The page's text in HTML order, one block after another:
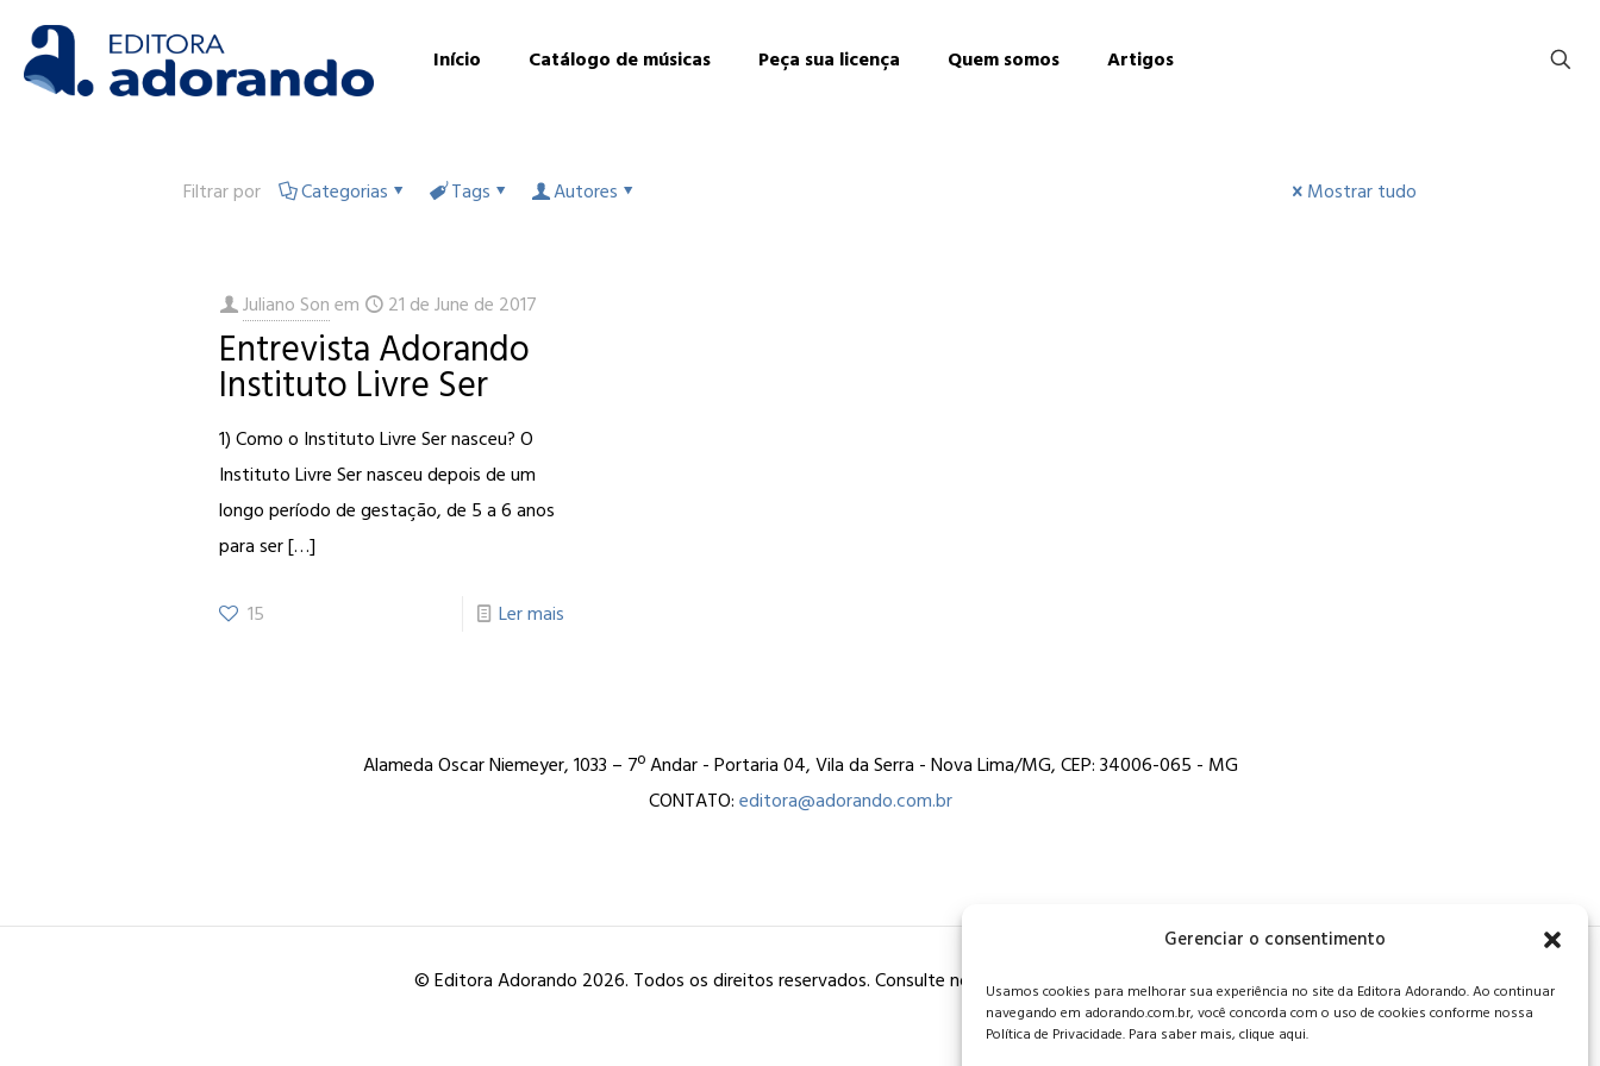
Gerenciar o consentimento
Usamos cookies para melhorar sua experiência no site da Editora Adorando. Ao continuar
navegando em adorando.com.br, você concorda com o uso de cookies conforme nossa
Política de Privacidade. Para saber mais, clique aqui.
Início Catálogo de músicas Peça sua licença Quem somos Artigos
Filtrar por Categorias Tags Autores Mostrar tudo
Juliano Son em 21 de June de 2017
Entrevista Adorando
Instituto Livre Ser
1) Como o Instituto Livre Ser nasceu? O
Instituto Livre Ser nasceu depois de um
longo período de gestação, de 5 a 6 anos
para ser[…]
15 Ler mais
Alameda Oscar Niemeyer, 1033 – 7º Andar - Portaria 04, Vila da Serra - Nova Lima/MG, CEP: 34006-065 - MG
CONTATO:editora@adorando.com.br
© Editora Adorando 2026. Todos os direitos reservados. Consulte nossa política de privacidade